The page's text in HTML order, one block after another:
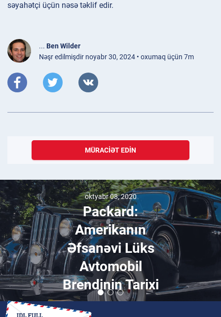
səyahətçi üçün nəsə təklif edir.
... Ben Wilder
Nəşr edilmişdir noyabr 30, 2024 • oxumaq üçün 7m
MÜRACIƏT EDIN
iyun 07, 2026
Birləşmiş Ərəb
Əmirlikləri Nə ilə
Məşhurdur?